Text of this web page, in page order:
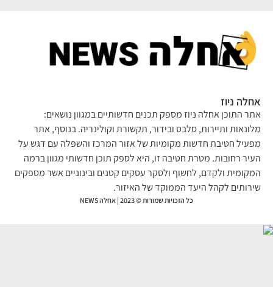
ניוז
התוכן אחלה ניוז מספק תכנים חדשותיים במגוון נושאים:
ותיירות, סלבס ובידור, תקשורת וקולינריה. בנוסף, אתר
חטיבת חדשות מקומיות של אזור המרכז והשפלה עם דגש על
רחובות. מטרת חטיבה זו, היא לספק תוכן חדשותי מגוון ברמה
ולקדם, לחשוף ולסקר עסקים קטנים ובינוניים אשר מספקים
לקהל היעד הממוקד של האיזור.
כל הזכויות שמורות © 2023 | אחלה NEWS